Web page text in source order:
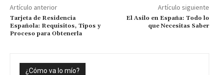
Artículo anterior
Tarjeta de Residencia
Española: Requisitos, Tipos y
Proceso para Obtenerla
Artículo siguiente
El Asilo en España: Todo lo
que Necesitas Saber
¿Cómo va lo mío?